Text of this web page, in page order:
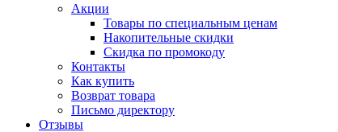
Акции
Товары по специальным ценам
Накопительные скидки
Скидка по промокоду
Контакты
Как купить
Возврат товара
Письмо директору
Отзывы